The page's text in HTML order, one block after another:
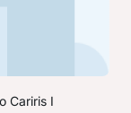
Cariris I